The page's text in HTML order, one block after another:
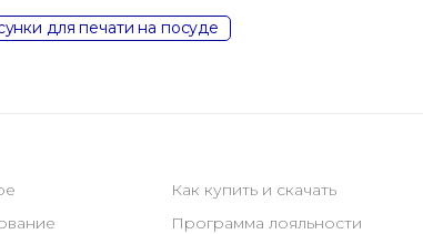
для печати на посуде
Как купить и скачать
Программа лояльности